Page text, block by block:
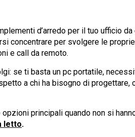
d’arredo per il tuo ufficio da
concentrare per svolgere le
e call da remoto.
se ti basta un pc portatile,
a chi ha bisogno di progettare,
principali quando non si
letto.